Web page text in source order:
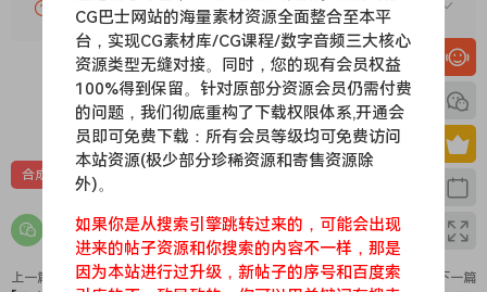
VIP会员剩余时间查询？
0 0
合成器 苹果
上一篇 下一篇
CG巴士网站的海量素材资源全面整合至本平
台，实现CG素材库/CG课程/数字音频三大核心
资源类型无缝对接。同时，您的现有会员权益
100%得到保留。针对原部分资源会员仍需付费
的问题，我们彻底重构了下载权限体系,开通会
员即可免费下载：所有会员等级均可免费访问
本站资源(极少部分珍稀资源和寄售资源除
外)。
如果你是从搜索引擎跳转过来的，可能会出现
进来的帖子资源和你搜索的内容不一样，那是
因为本站进行过升级，新帖子的序号和百度索